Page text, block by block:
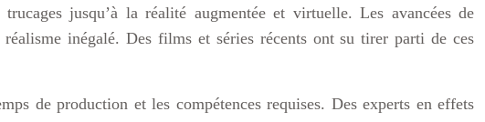
jusqu’à la réalité augmentée et virtuelle. Les avancées de
inégalé. Des films et séries récents ont su tirer parti de ces
de production et les compétences requises. Des experts en effets